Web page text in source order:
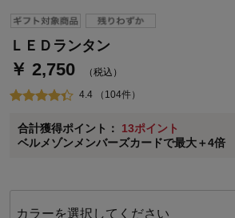
ＬＥＤランタン
￥ 2,750 （税込）
4.4 （104件）
合計獲得ポイント： 13ポイント
ベルメゾンメンバーズカードで最大＋4倍
ベルメゾン・ポイントについて
通常商品送料無料 返品引取無料（JCBの
即時入会なら更に500円OFFクーポンプレ
※メンバーズカードの加算ポイントはステージ倍
に対して適用されます。
カラーを選択してください